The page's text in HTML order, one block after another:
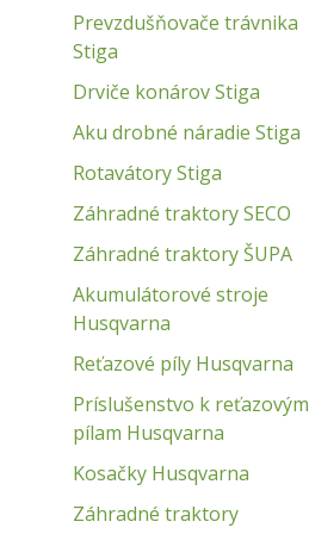
Prevzdušňovače trávnika
Stiga
Drviče konárov Stiga
Aku drobné náradie Stiga
Rotavátory Stiga
Záhradné traktory SECO
Záhradné traktory ŠUPA
Akumulátorové stroje
Husqvarna
Reťazové píly Husqvarna
Príslušenstvo k reťazovým
pílam Husqvarna
Kosačky Husqvarna
Záhradné traktory